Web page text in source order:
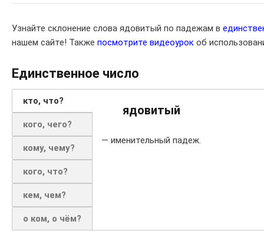
Узнайте склонение слова ядовитый по падежам в
нашем сайте! Также посмотрите видеоурок об
Единственное число
кто, что?
кого, чего?
кому, чему?
кого, что?
кем, чем?
о ком, о чём?
ядовитый
— именительный падеж.